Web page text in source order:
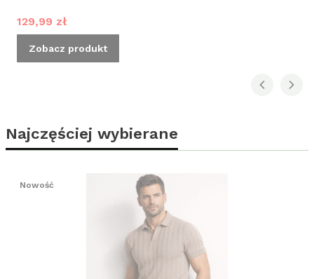
Cena promocyjna
129,99 zł
Zobacz produkt
Najczęściej wybierane
Nowość